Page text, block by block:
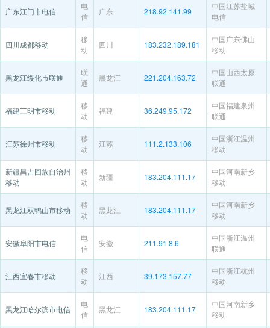
广东江门市电信
电
信
广东 218.92.141.99
中国江苏盐城
电信
四川成都移动
移
动
四川 183.232.189.181
中国广东佛山
移动
黑龙江绥化市联通
联
通
黑龙江 221.204.163.72
中国山西太原
联通
福建三明市移动
移
动
福建 36.249.95.172
中国福建泉州
联通
江苏徐州市移动
移
动
江苏 111.2.133.106
中国浙江温州
移动
新疆昌吉回族自治州
移动
移
动
新疆 183.204.111.17
中国河南新乡
移动
黑龙江双鸭山市移动
移
动
黑龙江 183.204.111.17
中国河南新乡
移动
安徽阜阳市电信
电
信
安徽 211.91.8.6
中国浙江温州
联通
江西宜春市移动
移
动
江西 39.173.157.77
中国浙江杭州
移动
黑龙江哈尔滨市电信
电
信
黑龙江 183.204.111.17
中国河南新乡
移动